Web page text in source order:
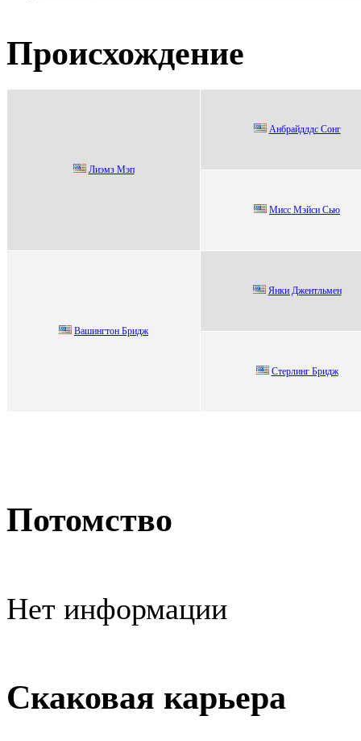
Происхождение
Лиэмз Мэп
Анбрайдлдc Сонг
Mиcc Mэйcи Сью
Вaшингтон Бридж
Янки Джeнтльмeн
Стepлинг Бpидж
Потомство
Нет информации
Скаковая карьера